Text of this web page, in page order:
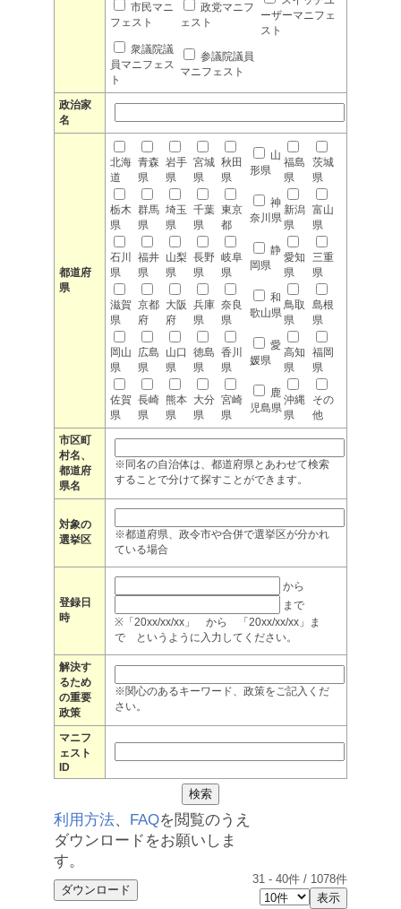
市民マニ
フェスト
政党マニフ
ェスト
ーザーマニフェ
スト
衆議院議
員マニフェス
ト
参議院議員
マニフェスト
政治家
名
都道府
県
北海
道
青森
県
岩手
県
宮城
県
秋田
県
山
形県
福島
県
茨城
県
栃木
県
群馬
県
埼玉
県
千葉
県
東京
都
神
奈川県
新潟
県
富山
県
石川
県
福井
県
山梨
県
長野
県
岐阜
県
静
岡県
愛知
県
三重
県
滋賀
県
京都
府
大阪
府
兵庫
県
奈良
県
和
歌山県
鳥取
県
島根
県
岡山
県
広島
県
山口
県
徳島
県
香川
県
愛
媛県
高知
県
福岡
県
佐賀
県
長崎
県
熊本
県
大分
県
宮崎
県
鹿
児島県
沖縄
県
その
他
市区町
村名、
都道府
県名
※同名の自治体は、都道府県とあわせて検索
することで分けて探すことができます。
対象の
選挙区
※都道府県、政令市や合併で選挙区が分かれ
ている場合
登録日
時
から
まで
※「20xx/xx/xx」 から 「20xx/xx/xx」ま
で というように入力してください。
解決す
るため
の重要
政策
※関心のあるキーワード、政策をご記入くだ
さい。
マニフ
ェスト
ID
利用方法、 FAQを閲覧のうえ
ダウンロードをお願いしま
す。
31 - 40件 / 1078件